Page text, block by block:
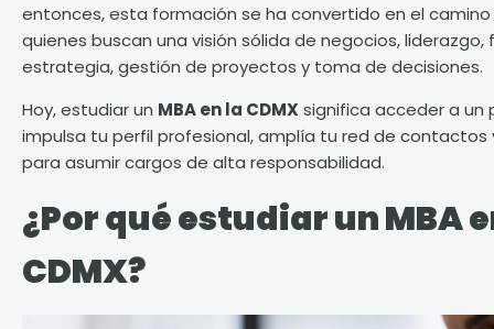
entonces, esta formación se ha convertido en el
quienes buscan una visión sólida de negocios, liderazgo,
estrategia, gestión de proyectos y toma de decisiones.
Hoy, estudiar un MBA en la CDMX significa acceder a un
impulsa tu perfil profesional, amplía tu red de contactos
para asumir cargos de alta responsabilidad.
¿Por qué estudiar un MBA
CDMX?